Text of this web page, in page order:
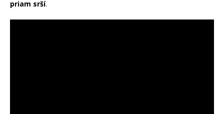
priam srší.